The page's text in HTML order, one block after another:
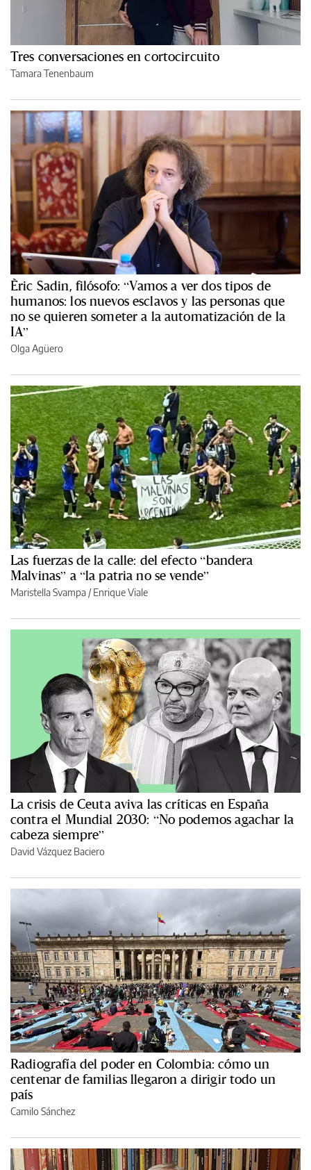
Tres conversaciones en cortocircuito
Tamara Tenenbaum
Èric Sadin, filósofo: “Vamos a ver dos tipos de
humanos: los nuevos esclavos y las personas que
no se quieren someter a la automatización de la
IA”
Olga Agüero
Las fuerzas de la calle: del efecto “bandera
Malvinas” a “la patria no se vende”
Maristella Svampa /Enrique Viale
La crisis de Ceuta aviva las críticas en España
contra el Mundial 2030: “No podemos agachar la
cabeza siempre”
David Vázquez Baciero
Radiografía del poder en Colombia: cómo un
centenar de familias llegaron a dirigir todo un
país
Camilo Sánchez